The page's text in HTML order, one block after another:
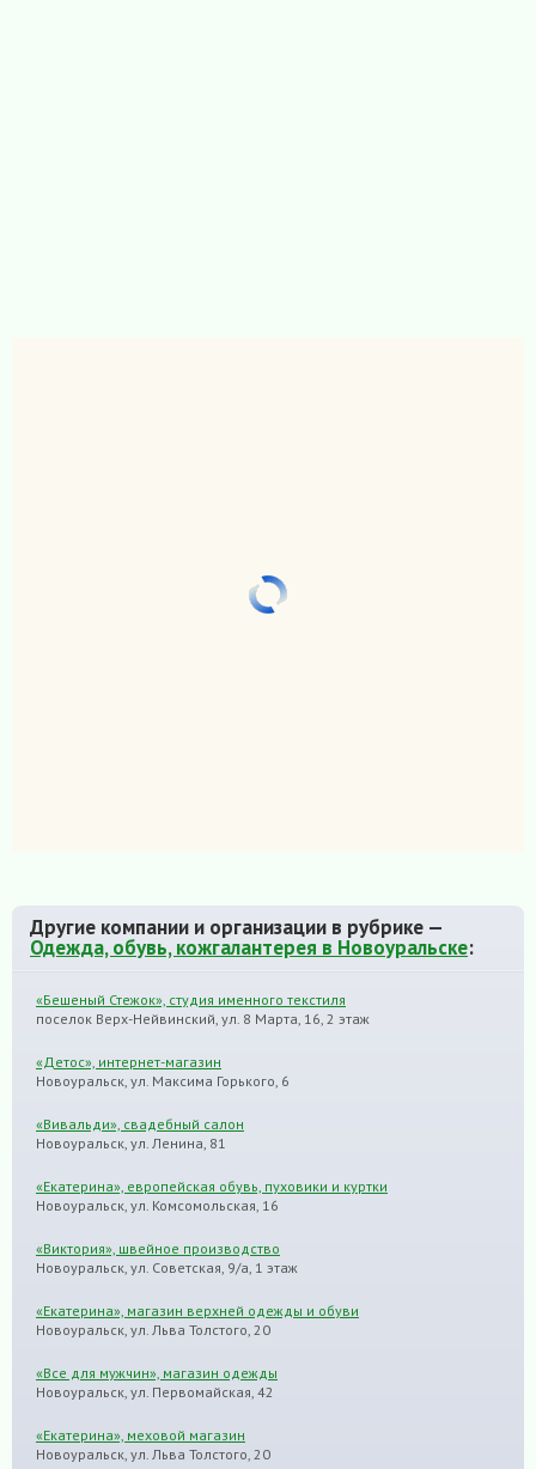
Другие компании и организации в рубрике —
Одежда, обувь, кожгалантерея в Новоуральске:
«Бешеный Стежок», студия именного текстиля
поселок Верх-Нейвинский, ул. 8 Марта, 16, 2 этаж
«Детос», интернет-магазин
Новоуральск, ул. Максима Горького, 6
«Вивальди», свадебный салон
Новоуральск, ул. Ленина, 81
«Екатерина», европейская обувь, пуховики и куртки
Новоуральск, ул. Комсомольская, 16
«Виктория», швейное производство
Новоуральск, ул. Советская, 9/а, 1 этаж
«Екатерина», магазин верхней одежды и обуви
Новоуральск, ул. Льва Толстого, 20
«Все для мужчин», магазин одежды
Новоуральск, ул. Первомайская, 42
«Екатерина», меховой магазин
Новоуральск, ул. Льва Толстого, 20